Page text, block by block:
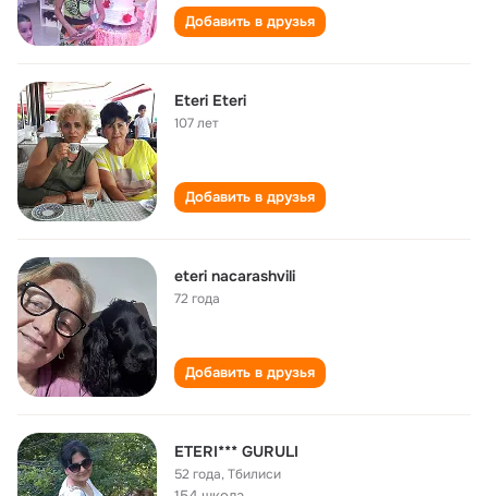
Добавить в друзья
Eteri Eteri
107 лет
Добавить в друзья
eteri nacarashvili
72 года
Добавить в друзья
ETERI*** GURULI
52 года,Тбилиси